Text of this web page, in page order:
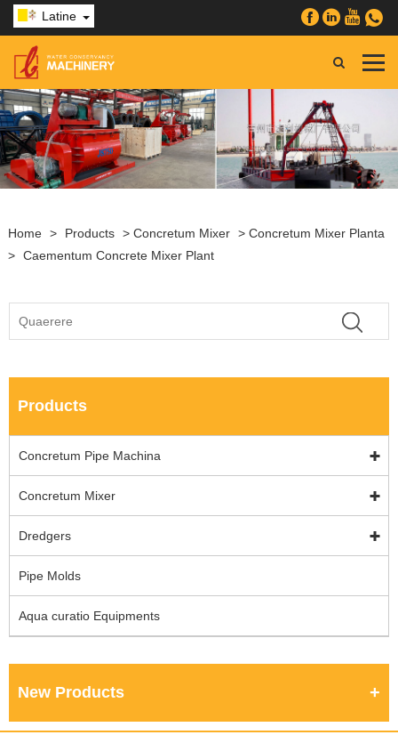
Latine
Home > Products > Concretum Mixer > Concretum Mixer Planta
> Caementum Concrete Mixer Plant
Products
Concretum Pipe Machina
Concretum Mixer
Dredgers
Pipe Molds
Aqua curatio Equipments
New Products